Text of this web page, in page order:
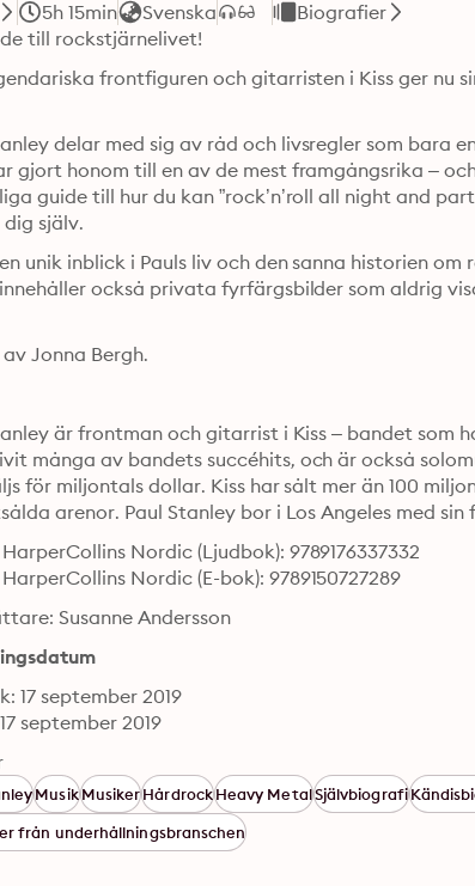
5h 15min Svenska
Biografier
frontfiguren och gitarristen i Kiss ger nu
delar med sig av råd och livsregler som bara
gjort honom till en av de mest framgångsrika –
guide till hur du kan ”rock’n’roll all night and
själv.
unik inblick i Pauls liv och den sanna historien
också privata fyrfärgsbilder som aldrig
Jonna Bergh.
är frontman och gitarrist i Kiss – bandet som
många av bandets succéhits, och är också
för miljontals dollar. Kiss har sålt mer än 100
arenor. Paul Stanley bor i Los Angeles med sin
Nordic (Ljudbok): 9789176337332
Nordic (E-bok): 9789150727289
Susanne Andersson
17 september 2019
september 2019
MusikMusikerHårdrockHeavy MetalSjälvbiografi
från underhållningsbranschen